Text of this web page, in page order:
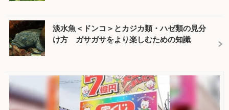
淡水魚＜ドンコ＞とカジカ類・ハゼ類の見分
け方 ガサガサをより楽しむための知識